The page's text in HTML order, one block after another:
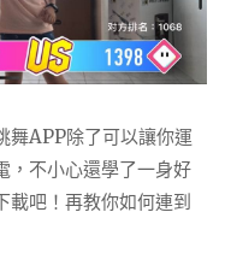
舞APP除了可以讓你運
，不小心還學了一身好
載吧！再教你如何連到